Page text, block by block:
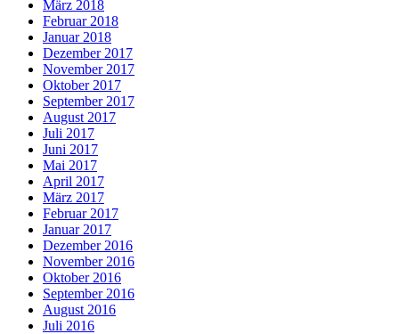
März 2018
Februar 2018
Januar 2018
Dezember 2017
November 2017
Oktober 2017
September 2017
August 2017
Juli 2017
Juni 2017
Mai 2017
April 2017
März 2017
Februar 2017
Januar 2017
Dezember 2016
November 2016
Oktober 2016
September 2016
August 2016
Juli 2016